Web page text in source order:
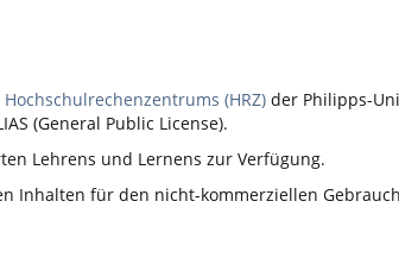
Hochschulrechenzentrums (HRZ) der Philipps-
(General Public License).
Lehrens und Lernens zur Verfügung.
Inhalten für den nicht-kommerziellen